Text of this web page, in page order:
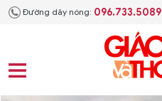
Đường dây nóng: 096.733.5089